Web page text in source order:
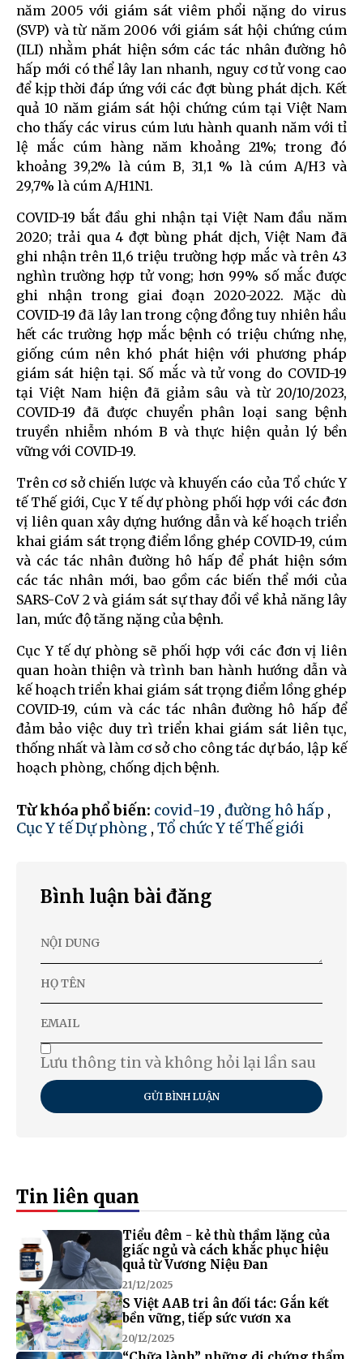
năm 2005 với giám sát viêm phổi nặng do virus
(SVP) và từ năm 2006 với giám sát hội chứng cúm
(ILI) nhằm phát hiện sớm các tác nhân đường hô
hấp mới có thể lây lan nhanh, nguy cơ tử vong cao
để kịp thời đáp ứng với các đợt bùng phát dịch. Kết
quả 10 năm giám sát hội chứng cúm tại Việt Nam
cho thấy các virus cúm lưu hành quanh năm với tỉ
lệ mắc cúm hàng năm khoảng 21%; trong đó
khoảng 39,2% là cúm B, 31,1 % là cúm A/H3 và
29,7% là cúm A/H1N1.
COVID-19 bắt đầu ghi nhận tại Việt Nam đầu năm
2020; trải qua 4 đợt bùng phát dịch, Việt Nam đã
ghi nhận trên 11,6 triệu trường hợp mắc và trên 43
nghìn trường hợp tử vong; hơn 99% số mắc được
ghi nhận trong giai đoạn 2020-2022. Mặc dù
COVID-19 đã lây lan trong cộng đồng tuy nhiên hầu
hết các trường hợp mắc bệnh có triệu chứng nhẹ,
giống cúm nên khó phát hiện với phương pháp
giám sát hiện tại. Số mắc và tử vong do COVID-19
tại Việt Nam hiện đã giảm sâu và từ 20/10/2023,
COVID-19 đã được chuyển phân loại sang bệnh
truyền nhiễm nhóm B và thực hiện quản lý bền
vững với COVID-19.
Trên cơ sở chiến lược và khuyến cáo của Tổ chức Y
tế Thế giới, Cục Y tế dự phòng phối hợp với các đơn
vị liên quan xây dựng hướng dẫn và kế hoạch triển
khai giám sát trọng điểm lồng ghép COVID-19, cúm
và các tác nhân đường hô hấp để phát hiện sớm
các tác nhân mới, bao gồm các biến thể mới của
SARS-CoV 2 và giám sát sự thay đổi về khả năng lây
lan, mức độ tăng nặng của bệnh.
Cục Y tế dự phòng sẽ phối hợp với các đơn vị liên
quan hoàn thiện và trình ban hành hướng dẫn và
kế hoạch triển khai giám sát trọng điểm lồng ghép
COVID-19, cúm và các tác nhân đường hô hấp để
đảm bảo việc duy trì triển khai giám sát liên tục,
thống nhất và làm cơ sở cho công tác dự báo, lập kế
hoạch phòng, chống dịch bệnh.
Từ khóa phổ biến: covid-19 , đường hô hấp ,
Cục Y tế Dự phòng , Tổ chức Y tế Thế giới
Bình luận bài đăng
Lưu thông tin và không hỏi lại lần sau
GỬI BÌNH LUẬN
Tin liên quan
Tiểu đêm - kẻ thù thầm lặng của
giấc ngủ và cách khắc phục hiệu
quả từ Vương Niệu Đan
21/12/2025
S Việt AAB tri ân đối tác: Gắn kết
bền vững, tiếp sức vươn xa
20/12/2025